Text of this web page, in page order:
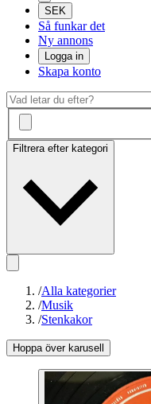
SEK
Så funkar det
Ny annons
Logga in
Skapa konto
Filtrera efter kategori
/Alla kategorier
/Musik
/Stenkakor
Hoppa över karusell